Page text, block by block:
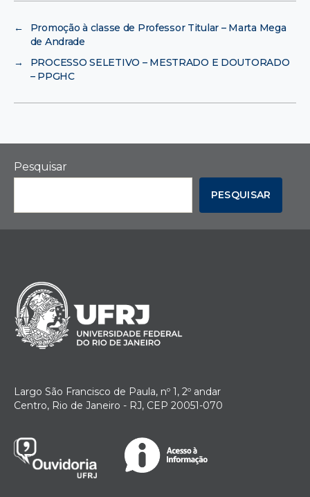
←
Promoção à classe de Professor Titular – Marta Mega
de Andrade
→
PROCESSO SELETIVO – MESTRADO E DOUTORADO
– PPGHC
Pesquisar
PESQUISAR
Largo São Francisco de Paula, nº 1, 2º andar
Centro, Rio de Janeiro - RJ, CEP 20051-070